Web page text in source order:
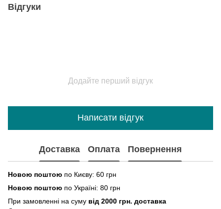
Відгуки
Додайте перший відгук
Написати відгук
Доставка Оплата Повернення
Новою поштою по Києву: 60 грн
Новою поштою по Україні: 80 грн
При замовленні на суму від 2000 грн. доставка